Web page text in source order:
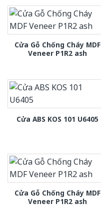
Cửa Gỗ Chống Cháy MDF
Veneer P1R2 ash
Cửa ABS KOS 101 U6405
Cửa Gỗ Chống Cháy MDF
Veneer P1R2 ash